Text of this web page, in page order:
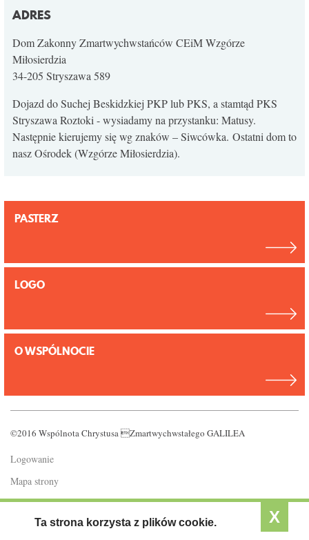
ADRES
Dom Zakonny Zmartwychwstańców CEiM Wzgórze
Miłosierdzia
34-205 Stryszawa 589
Dojazd do Suchej Beskidzkiej PKP lub PKS, a stamtąd PKS
Stryszawa Roztoki - wysiadamy na przystanku: Matusy.
Następnie kierujemy się wg znaków – Siwcówka. Ostatni dom to
nasz Ośrodek (Wzgórze Miłosierdzia).
PASTERZ
LOGO
O WSPÓLNOCIE
©2016 Wspólnota Chrystusa Zmartwychwstałego GALILEA
Logowanie
Mapa strony
Polityka prywatności
Ta strona korzysta z plików cookie. X